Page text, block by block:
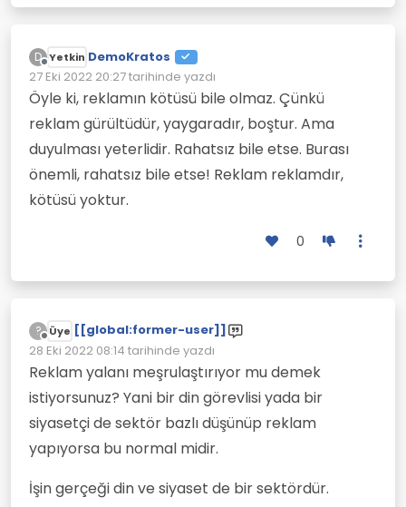
D
Çevrimdışı
Yetkin DemoKratos
27 Eki 2022 20:27tarihinde yazdı
Son düzenleyen:
Öyle ki, reklamın kötüsü bile olmaz. Çünkü
reklam gürültüdür, yaygaradır, boştur. Ama
duyulması yeterlidir. Rahatsız bile etse. Burası
önemli, rahatsız bile etse! Reklam reklamdır,
kötüsü yoktur.
0
?
Çevrimdışı
Üye [[global:former-user]]
28 Eki 2022 08:14 tarihinde yazdı
Son düzenleyen:
Reklam yalanı meşrulaştırıyor mu demek
istiyorsunuz? Yani bir din görevlisi yada bir
siyasetçi de sektör bazlı düşünüp reklam
yapıyorsa bu normal midir.
İşin gerçeği din ve siyaset de bir sektördür.